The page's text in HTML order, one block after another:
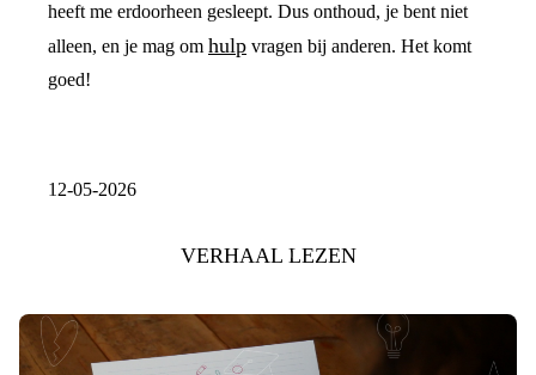
heeft me erdoorheen gesleept. Dus onthoud, je bent niet
alleen, en je mag om hulp vragen bij anderen. Het komt
goed!
12-05-2026
VERHAAL LEZEN